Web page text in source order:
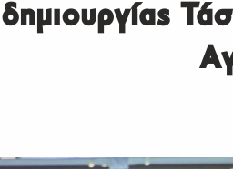
δημιουργίας